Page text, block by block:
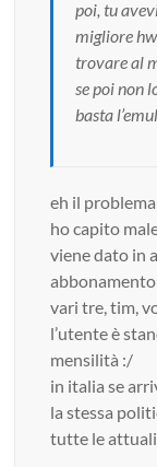
poi, tu
migliore
trovare al
se poi non
basta
eh il
ho capito
viene dato in
abbonamento
vari tre, tim,
l’utente è
mensilità :/
in italia se
la stessa
tutte le